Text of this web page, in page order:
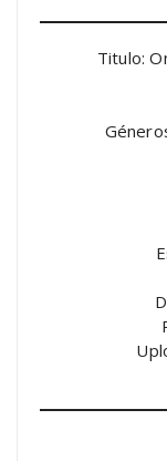
Titulo: